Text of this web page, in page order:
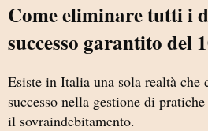
Come eliminare tutti i
successo garantito del
Esiste in Italia una sola realtà che
successo nella gestione di
il sovraindebitamento.